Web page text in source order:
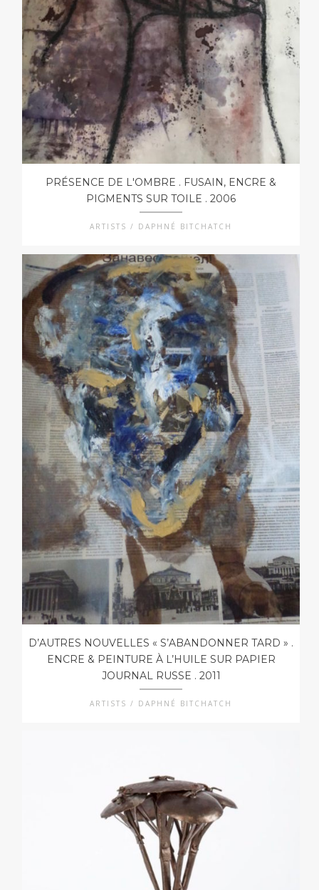
PRÉSENCE DE L'OMBRE . FUSAIN, ENCRE &
PIGMENTS SUR TOILE . 2006
ARTISTS / DAPHNÉ BITCHATCH
D’AUTRES NOUVELLES « S’ABANDONNER TARD » .
ENCRE & PEINTURE À L’HUILE SUR PAPIER
JOURNAL RUSSE . 2011
ARTISTS / DAPHNÉ BITCHATCH